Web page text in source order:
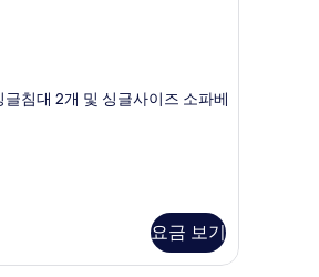
침대 2개 및 싱글사이즈 소파베
요금 보기